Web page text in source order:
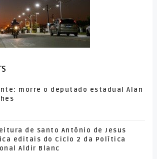
morre o deputado estadual Alan
de Santo Antônio de Jesus
editais do Ciclo 2 da Política
Aldir Blanc